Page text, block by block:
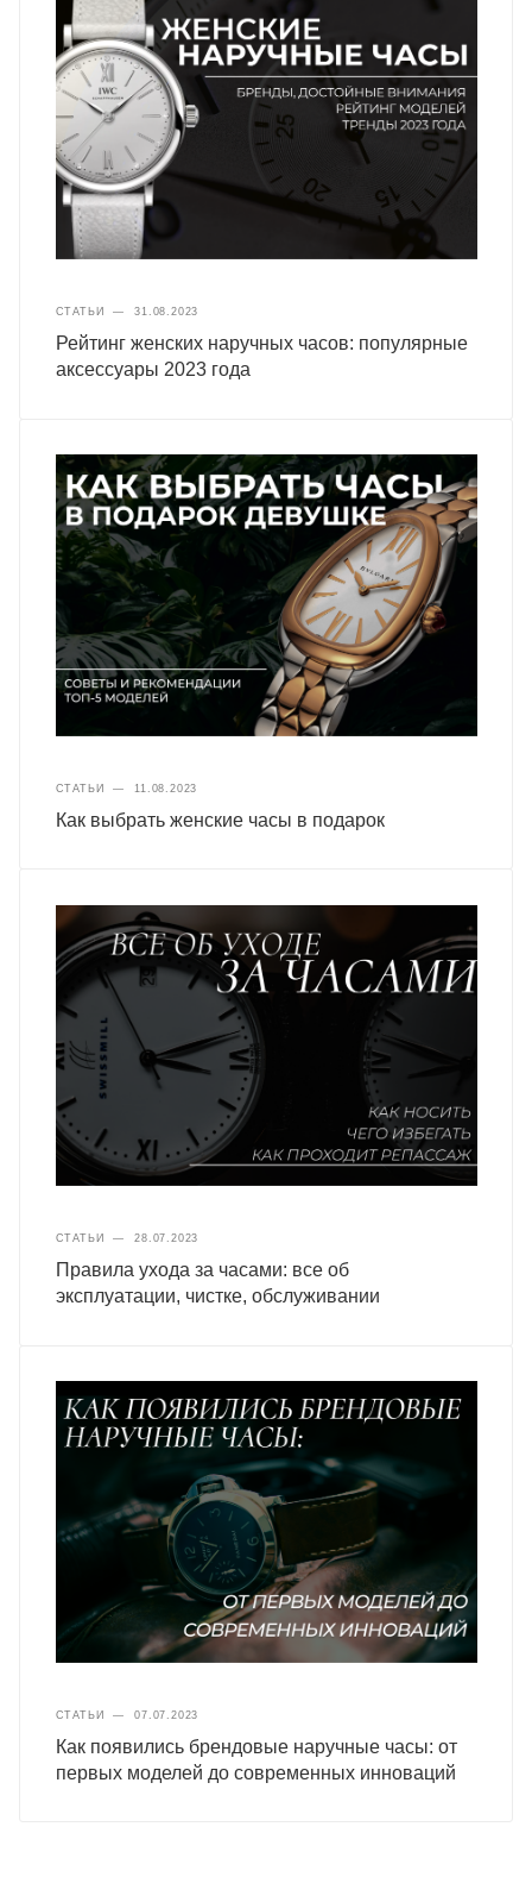
СТАТЬИ — 31.08.2023
Рейтинг женских наручных часов: популярные
аксессуары 2023 года
СТАТЬИ — 11.08.2023
Как выбрать женские часы в подарок
СТАТЬИ — 28.07.2023
Правила ухода за часами: все об
эксплуатации, чистке, обслуживании
СТАТЬИ — 07.07.2023
Как появились брендовые наручные часы: от
первых моделей до современных инноваций